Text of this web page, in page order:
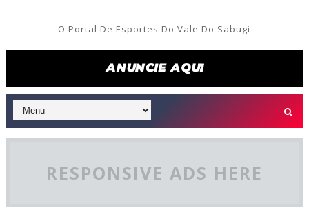
O Portal De Esportes Do Vale Do Sabugi
RESPONSIVE ADS HERE